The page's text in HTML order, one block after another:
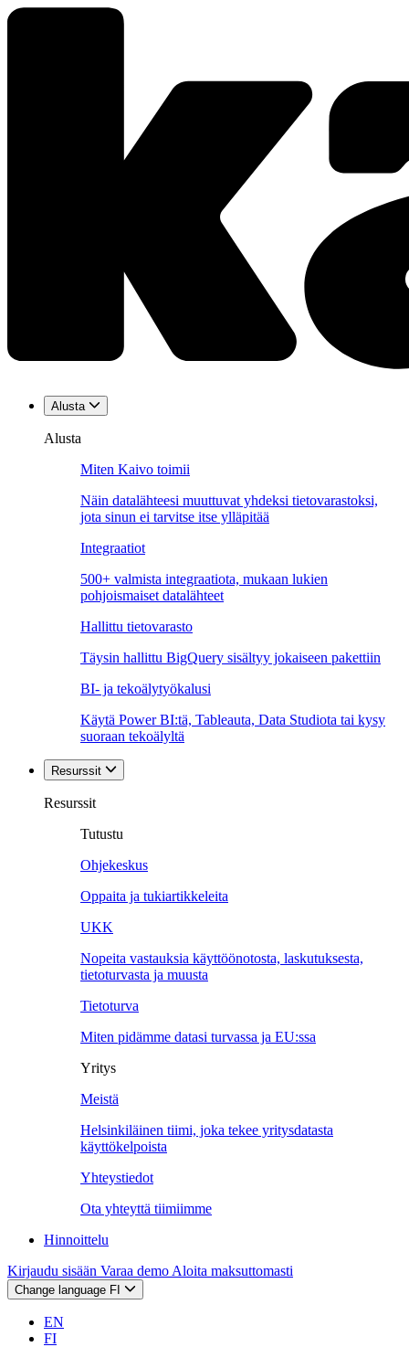
Alusta
Alusta
Miten Kaivo toimii
Näin datalähteesi muuttuvat yhdeksi tietovarastoksi,
jota sinun ei tarvitse itse ylläpitää
Integraatiot
500+ valmista integraatiota, mukaan lukien
pohjoismaiset datalähteet
Hallittu tietovarasto
Täysin hallittu BigQuery sisältyy jokaiseen pakettiin
BI- ja tekoälytyökalusi
Käytä Power BI:tä, Tableauta, Data Studiota tai kysy
suoraan tekoälyltä
Resurssit
Resurssit
Tutustu
Ohjekeskus
Oppaita ja tukiartikkeleita
UKK
Nopeita vastauksia käyttöönotosta, laskutuksesta,
tietoturvasta ja muusta
Tietoturva
Miten pidämme datasi turvassa ja EU:ssa
Yritys
Meistä
Helsinkiläinen tiimi, joka tekee yritysdatasta
käyttökelpoista
Yhteystiedot
Ota yhteyttä tiimiimme
Hinnoittelu
Kirjaudu sisään Varaa demo Aloita maksuttomasti
Change language FI
EN
FI